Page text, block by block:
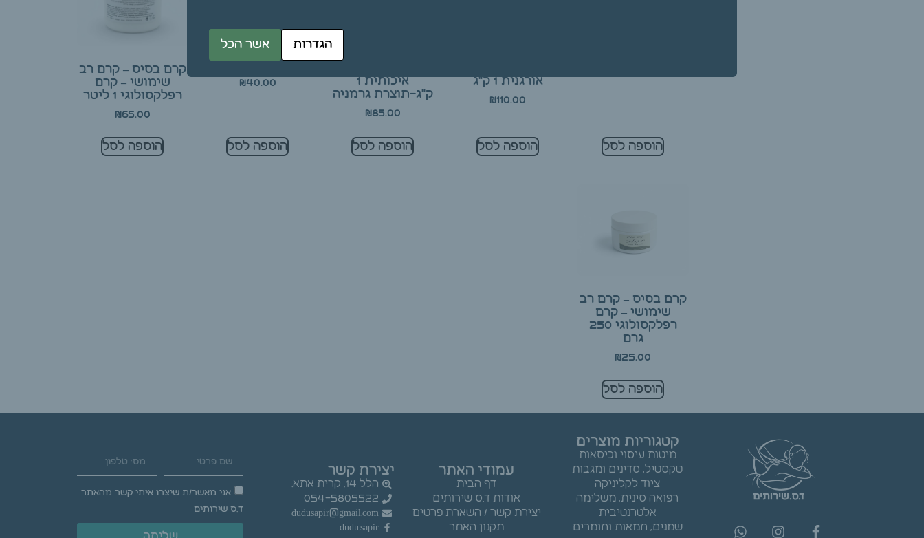
הוספה לסל
אורגנית 1 ק"ג
₪110.00
הוספה לסל
איכותית 1
ק"ג-תוצרת גרמניה
₪85.00
הוספה לסל
חמאת שיאה
איכותית 250
גרם-תוצרת גרמניה
₪40.00
הוספה לסל
קרם בסיס – קרם רב
שימושי – קרם
רפלקסולוגי 1 ליטר
₪65.00
הוספה לסל
קרם בסיס – קרם רב
שימושי – קרם
רפלקסולוגי 250
גרם
₪25.00
הוספה לסל
קטגוריות מוצרים
מיטות עיסוי וכיסאות
טקסטיל, סדינים ומגבות
ציוד לקליניקה
רפואה סינית, משלימה
אלטרנטיבית
שמנים, חמאות וחומרים
עמודי האתר
דף הבית
אודות ד.ס שירותים
יצירת קשר / השארת פרטים
תקנון האתר
יצירת קשר
הלל 14, קרית אתא.
054-5805522
dudusapir@gmail.com
dudu.sapir
אני מאשר/ת שיצרו איתי קשר מהאתר
ד.ס שירותים
הגדרות אשר הכל